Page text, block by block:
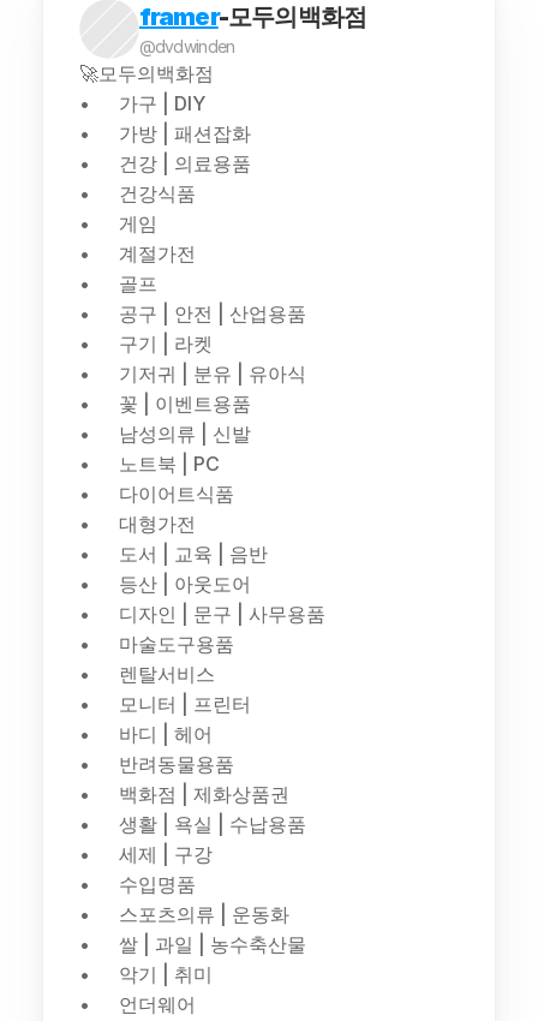
framer-모두의백화점
@dvdwinden
🚀모두의백화점
가구 | DIY
가방 | 패션잡화
건강 | 의료용품
건강식품
게임
계절가전
골프
공구 | 안전 | 산업용품
구기 | 라켓
기저귀 | 분유 | 유아식
꽃 | 이벤트용품
남성의류 | 신발
노트북 | PC
다이어트식품
대형가전
도서 | 교육 | 음반
등산 | 아웃도어
디자인 | 문구 | 사무용품
마술도구용품
렌탈서비스
모니터 | 프린터
바디 | 헤어
반려동물용품
백화점 | 제화상품권
생활 | 욕실 | 수납용품
세제 | 구강
수입명품
스포츠의류 | 운동화
쌀 | 과일 | 농수축산물
악기 | 취미
언더웨어